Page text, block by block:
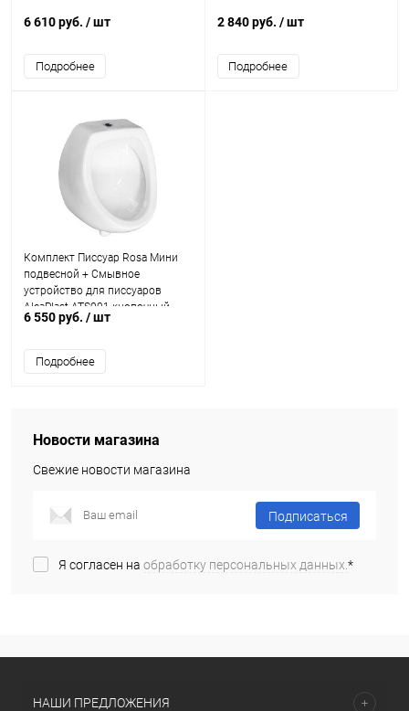
6 610 руб. / шт
Подробнее
2 840 руб. / шт
Подробнее
Комплект Писсуар Rosa Мини
подвесной + Смывное
устройство для писсуаров
AlcaPlast ATS001 кнопочный
вентиль
6 550 руб. / шт
Подробнее
Новости магазина
Свежие новости магазина
Подписаться
Я согласен на обработку персональных данных.*
НАШИ ПРЕДЛОЖЕНИЯ